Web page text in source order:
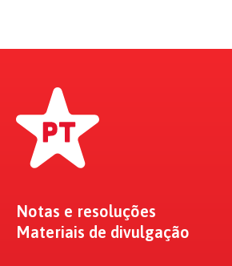
Notas e resoluções
Materiais de divulgação